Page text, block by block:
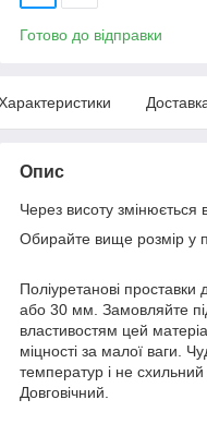
Готово до відправки
Опис
Через висоту змінюється
Обирайте вище розмір у
Поліуретанові
або 30 мм. Замовляйте
властивостям цей
міцності за малої ваги.
температур і не схильний
Довговічний.